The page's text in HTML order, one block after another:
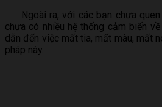
Ngoài ra, với các bạn chưa quen
chưa có nhiều hệ thống cảm biến
dẫn đến việc mất tia, mất màu, mất
pháp này.